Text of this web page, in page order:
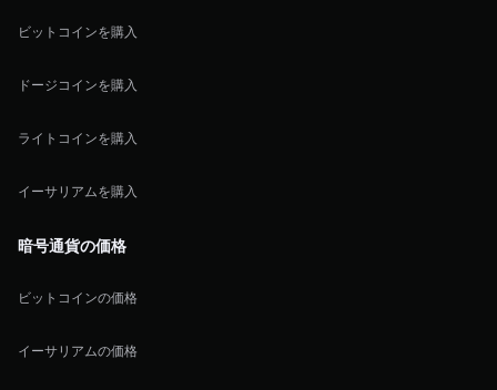
ビットコインを購入
ドージコインを購入
ライトコインを購入
イーサリアムを購入
暗号通貨の価格
ビットコインの価格
イーサリアムの価格